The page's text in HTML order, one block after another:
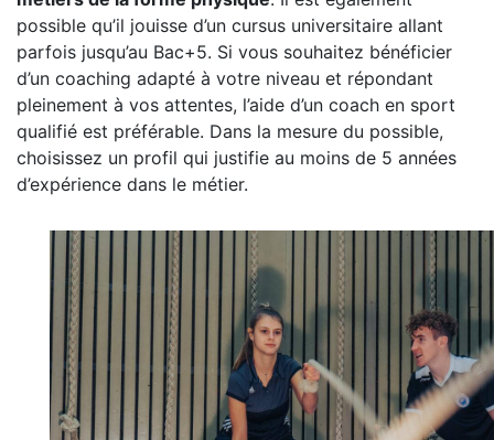
possible qu’il jouisse d’un cursus universitaire allant
parfois jusqu’au Bac+5. Si vous souhaitez bénéficier
d’un coaching adapté à votre niveau et répondant
pleinement à vos attentes, l’aide d’un coach en sport
qualifié est préférable. Dans la mesure du possible,
choisissez un profil qui justifie au moins de 5 années
d’expérience dans le métier.